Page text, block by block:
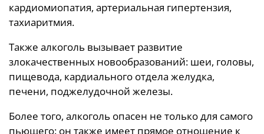
кардиомиопатия, артериальная гипертензия,
тахиаритмия.
Также алкоголь вызывает развитие
злокачественных новообразований: шеи, головы,
пищевода, кардиального отдела желудка,
печени, поджелудочной железы.
Более того, алкоголь опасен не только для самого
пьющего: он также имеет прямое отношение к